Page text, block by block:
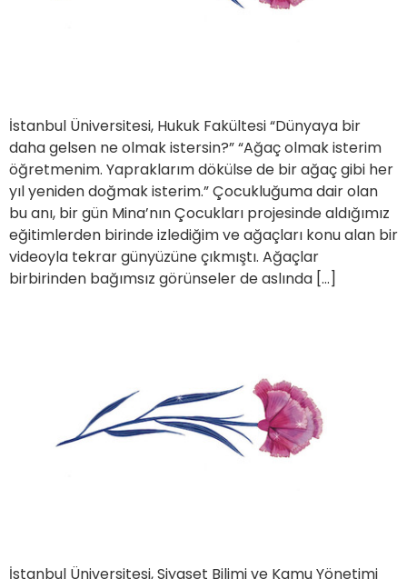
İstanbul Üniversitesi, Hukuk Fakültesi “Dünyaya bir
daha gelsen ne olmak istersin?” “Ağaç olmak isterim
öğretmenim. Yapraklarım dökülse de bir ağaç gibi her
yıl yeniden doğmak isterim.” Çocukluğuma dair olan
bu anı, bir gün Mina’nın Çocukları projesinde aldığımız
eğitimlerden birinde izlediğim ve ağaçları konu alan bir
videoyla tekrar günyüzüne çıkmıştı. Ağaçlar
birbirinden bağımsız görünseler de aslında […]
İstanbul Üniversitesi, Siyaset Bilimi ve Kamu Yönetimi